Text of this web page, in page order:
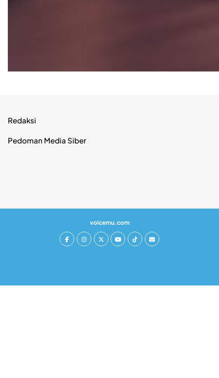
Redaksi
Pedoman Media Siber
voicemu.com